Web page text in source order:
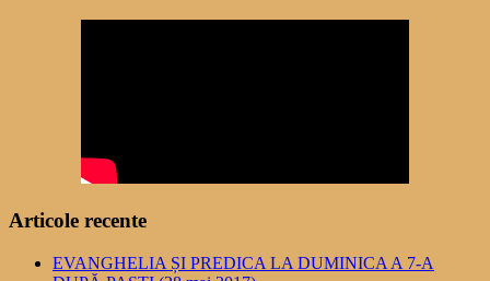
Articole recente
EVANGHELIA ȘI PREDICA LA DUMINICA A 7-A